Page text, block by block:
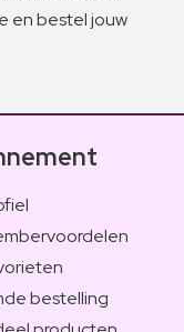
en bestel jouw
bestelling